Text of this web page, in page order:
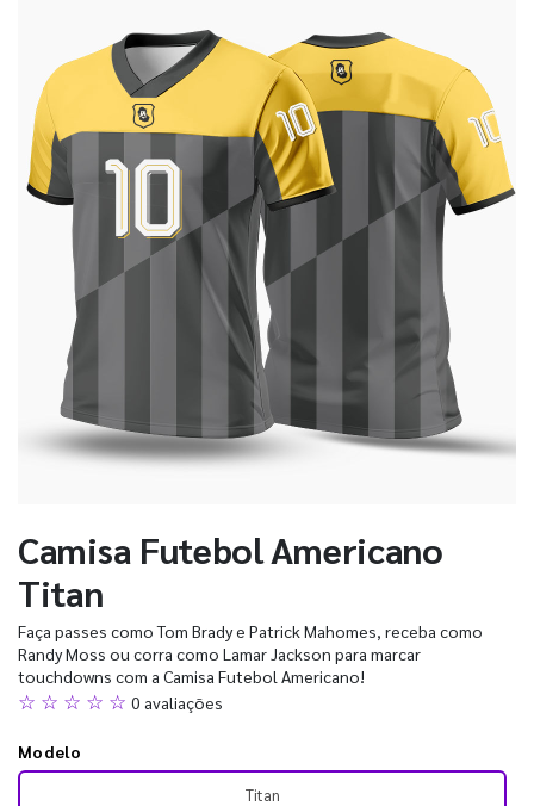
Camisa Futebol Americano
Titan
Faça passes como Tom Brady e Patrick Mahomes, receba como
Randy Moss ou corra como Lamar Jackson para marcar
touchdowns com a Camisa Futebol Americano!
☆ ☆ ☆ ☆ ☆ 0 avaliações
Modelo
Titan